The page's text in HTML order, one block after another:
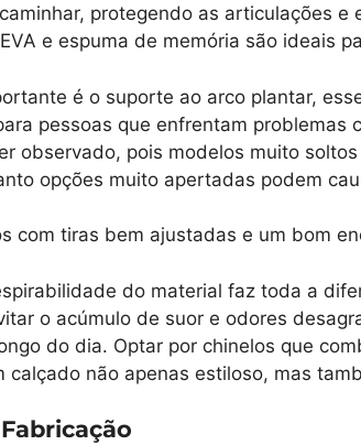
protegendo as articulações e
e espuma de memória são ideais
é o suporte ao arco plantar,
pessoas que enfrentam problemas
observado, pois modelos muito
opções muito apertadas podem
com tiras bem ajustadas e um bom
do material faz toda a
o acúmulo de suor e odores
do dia. Optar por chinelos que
calçado não apenas estiloso, mas